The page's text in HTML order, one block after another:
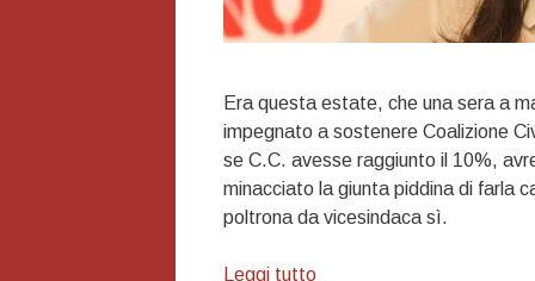
Era questa estate, che una sera a
impegnato a sostenere Coalizione
se C.C. avesse raggiunto il 10%,
minacciato la giunta piddina di farla
poltrona da vicesindaca sì.
Leggi tuttoCoalizione…